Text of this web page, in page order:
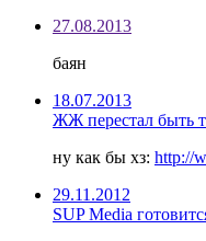
27.08.2013
баян
18.07.2013
ЖЖ перестал быть
ну как бы хз: http://
29.11.2012
SUP Media